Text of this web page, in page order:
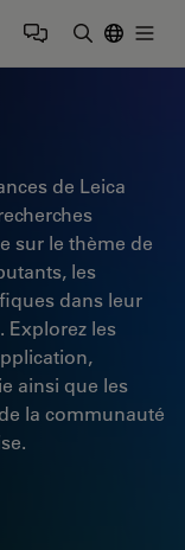
de Leica
sur le thème de
les
dans leur
Explorez les
ainsi que les
la communauté